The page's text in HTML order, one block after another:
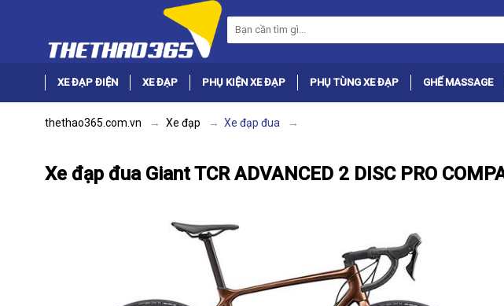
XE ĐẠP ĐIỆN XE ĐẠP PHỤ KIỆN XE ĐẠP PHỤ TÙNG XE ĐẠP GHẾ MASSAGE
thethao365.com.vn Xe đạp Xe đạp đua
Xe đạp đua Giant TCR ADVANCED 2 DISC PRO